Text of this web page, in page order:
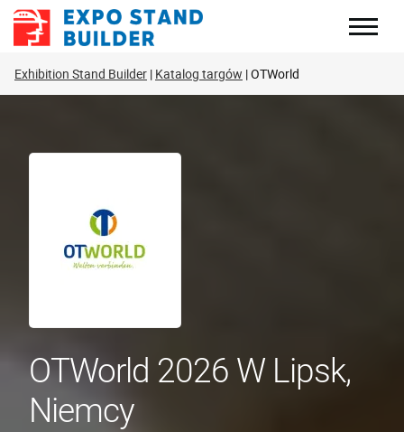
Skip
Exhibition Stand Builder Katalog targów OTWorld
OTWorld 2026 W Lipsk,
Niemcy